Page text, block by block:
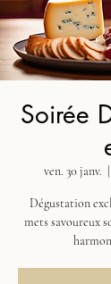
Soirée
ven. 30 janv.
Dégustation
mets savoureux